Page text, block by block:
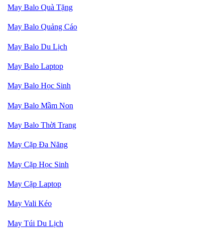
May Balo Quà Tặng
May Balo Quảng Cáo
May Balo Du Lịch
May Balo Laptop
May Balo Học Sinh
May Balo Mầm Non
May Balo Thời Trang
May Cặp Đa Năng
May Cặp Học Sinh
May Cặp Laptop
May Vali Kéo
May Túi Du Lịch